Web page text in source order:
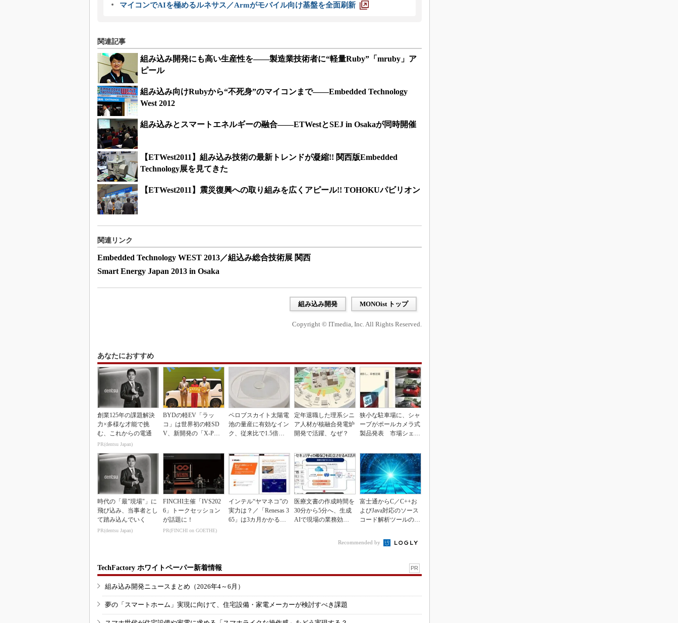
マイコンでAIを極めるルネサス／Armがモバイル向け基盤を全面刷新
関連記事
組み込み開発にも高い生産性を――製造業技術者に“軽量Ruby”「mruby」ア
ピール
組み込み向けRubyから“不死身”のマイコンまで――Embedded Technology
West 2012
組み込みとスマートエネルギーの融合――ETWestとSEJ in Osakaが同時開催
【ETWest2011】組み込み技術の最新トレンドが凝縮!! 関西版Embedded
Technology展を見てきた
【ETWest2011】震災復興への取り組みを広くアピール!! TOHOKUパビリオン
関連リンク
Embedded Technology WEST 2013／組込み総合技術展 関西
Smart Energy Japan 2013 in Osaka
組み込み開発 MONOist トップ
Copyright © ITmedia, Inc. All Rights Reserved.
あなたにおすすめ
創業125年の課題解決
力×多様な才能で挑
む、これからの電通
PR(dentsu Japan)
BYDの軽EV「ラッ
コ」は世界初の軽SD
V、新開発の「X-PAC
ペロブスカイト太陽電
池の量産に有効なイン
ク、従来比で1.5倍の
定年退職した理系シニ
ア人材が核融合発電炉
開発で活躍、なぜ？
狭小な駐車場に、シャ
ープがポールカメラ式
製品発表 市場シェア
時代の「最"現場"」に
飛び込み、当事者とし
て踏み込んでいく
PR(dentsu Japan)
FINCHI主催「IVS202
6」トークセッション
が話題に！
PR(FINCHI on GOETHE)
インテル“ヤマネコ”の
実力は？／「Renesas 3
65」は3カ月かかる作
医療文書の作成時間を
30分から5分へ、生成
AIで現場の業務効率
富士通からC／C++お
よびJava対応のソース
コード解析ツールの資
Recommended by
TechFactory ホワイトペーパー新着情報 PR
組み込み開発ニュースまとめ（2026年4～6月）
夢の「スマートホーム」実現に向けて、住宅設備・家電メーカーが検討すべき課題